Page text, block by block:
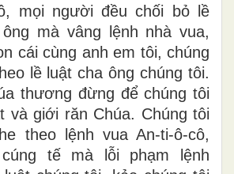
mọi người đều chối bỏ lề
mà vâng lệnh nhà vua,
cái cùng anh em tôi, chúng
lề luật cha ông chúng tôi.
thương đừng để chúng tôi
và giới răn Chúa. Chúng tôi
theo lệnh vua An-ti-ô-cô,
tế mà lỗi phạm lệnh